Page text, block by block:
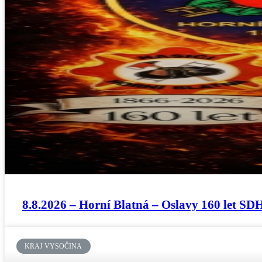
8.8.2026 – Horní Blatná – Oslavy 160 let
KRAJ VYSOČINA